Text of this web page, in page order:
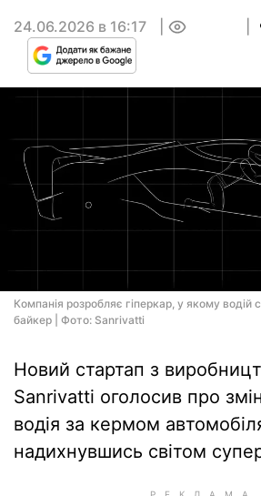
24.06.2026 в 16:17
Компанія розробляє гіперкар, у якому водій
байкер | Фото: Sanrivatti
Новий стартап з
Sanrivatti оголосив про
водія за кермом
надихнувшись світом